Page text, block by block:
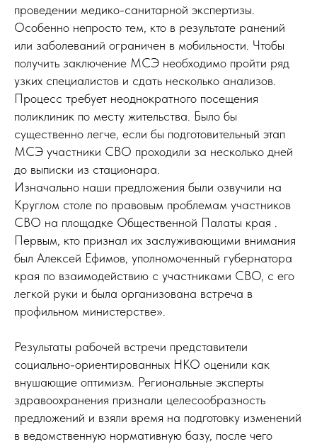
проведении медико-санитарной экспертизы.
Особенно непросто тем, кто в результате ранений
или заболеваний ограничен в мобильности. Чтобы
получить заключение МСЭ необходимо пройти ряд
узких специалистов и сдать несколько анализов.
Процесс требует неоднократного посещения
поликлиник по месту жительства. Было бы
существенно легче, если бы подготовительный этап
МСЭ участники СВО проходили за несколько дней
до выписки из стационара.
Изначально наши предложения были озвучили на
Круглом столе по правовым проблемам участников
СВО на площадке Общественной Палаты края .
Первым, кто признал их заслуживающими внимания
был Алексей Ефимов, уполномоченный губернатора
края по взаимодействию с участниками СВО, с его
легкой руки и была организована встреча в
профильном министерстве».
Результаты рабочей встречи представители
социально-ориентированных НКО оценили как
внушающие оптимизм. Региональные эксперты
здравоохранения признали целесообразность
предложений и взяли время на подготовку изменений
в ведомственную нормативную базу, после чего